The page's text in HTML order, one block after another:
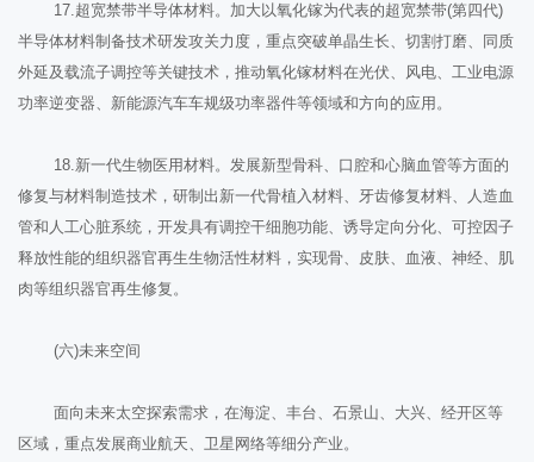
17.超宽禁带半导体材料。加大以氧化镓为代表的超宽禁带(第四代)
半导体材料制备技术研发攻关力度，重点突破单晶生长、切割打磨、同质
外延及载流子调控等关键技术，推动氧化镓材料在光伏、风电、工业电源
功率逆变器、新能源汽车车规级功率器件等领域和方向的应用。
18.新一代生物医用材料。发展新型骨科、口腔和心脑血管等方面的
修复与材料制造技术，研制出新一代骨植入材料、牙齿修复材料、人造血
管和人工心脏系统，开发具有调控干细胞功能、诱导定向分化、可控因子
释放性能的组织器官再生生物活性材料，实现骨、皮肤、血液、神经、肌
肉等组织器官再生修复。
(六)未来空间
面向未来太空探索需求，在海淀、丰台、石景山、大兴、经开区等
区域，重点发展商业航天、卫星网络等细分产业。